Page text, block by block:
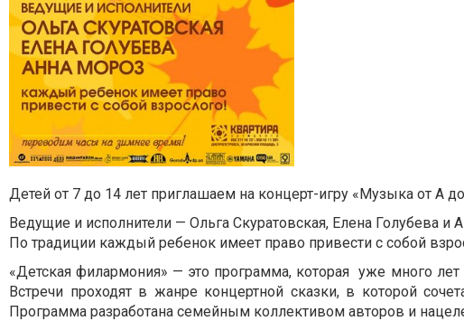
Детей от 7 до 14 лет приглашаем на концерт-игру «Музыка от А
Ведущие и исполнители — Ольга Скуратовская, Елена Голубева и
По традиции каждый ребенок имеет право привести с собой
«Детская филармония» — это программа, которая уже много
Встречи проходят в жанре концертной сказки, в которой
Программа разработана семейным коллективом авторов и